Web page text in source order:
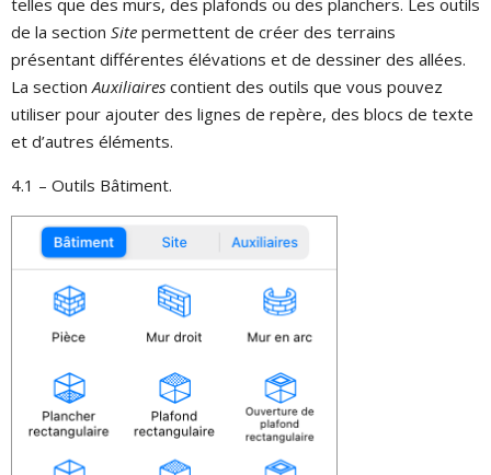
telles que des murs, des plafonds ou des planchers. Les outils
de la section Site permettent de créer des terrains
présentant différentes élévations et de dessiner des allées.
La sectionAuxiliaires contient des outils que vous pouvez
utiliser pour ajouter des lignes de repère, des blocs de texte
et d’autres éléments.
4.1 – Outils Bâtiment.